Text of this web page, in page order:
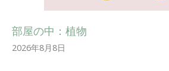
部屋の中：植物
2026年8月8日